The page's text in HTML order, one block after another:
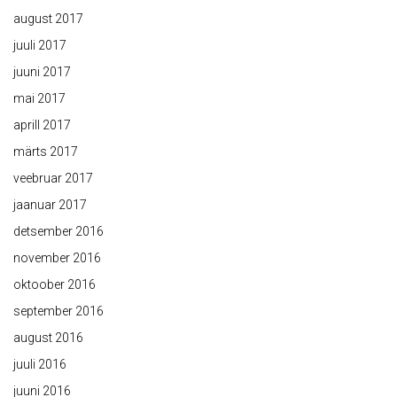
august 2017
juuli 2017
juuni 2017
mai 2017
aprill 2017
märts 2017
veebruar 2017
jaanuar 2017
detsember 2016
november 2016
oktoober 2016
september 2016
august 2016
juuli 2016
juuni 2016